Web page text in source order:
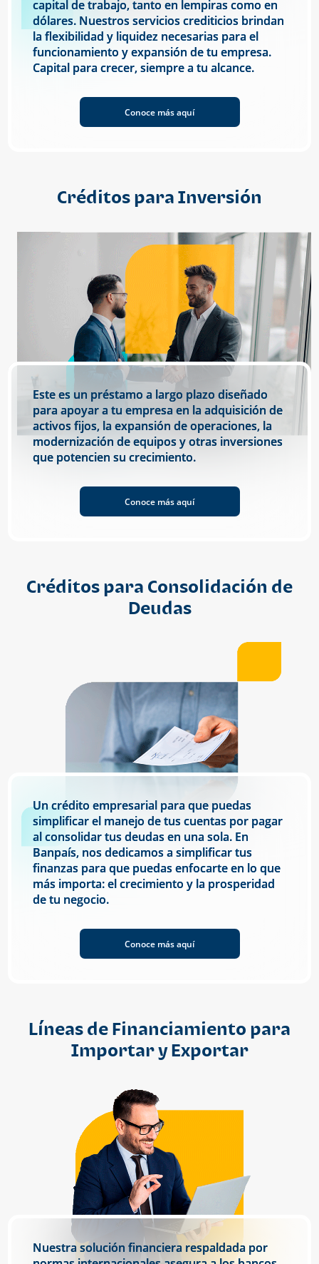
capital de trabajo, tanto en lempiras como en
dólares. Nuestros servicios crediticios brindan
la flexibilidad y liquidez necesarias para el
funcionamiento y expansión de tu empresa.
Capital para crecer, siempre a tu alcance.
Conoce más aquí
Créditos para Inversión
Este es un préstamo a largo plazo diseñado
para apoyar a tu empresa en la adquisición de
activos fijos, la expansión de operaciones, la
modernización de equipos y otras inversiones
que potencien su crecimiento.
Conoce más aquí
Créditos para Consolidación de
Deudas
Un crédito empresarial para que puedas
simplificar el manejo de tus cuentas por pagar
al consolidar tus deudas en una sola. En
Banpaís, nos dedicamos a simplificar tus
finanzas para que puedas enfocarte en lo que
más importa: el crecimiento y la prosperidad
de tu negocio.
Conoce más aquí
Líneas de Financiamiento para
Importar y Exportar
Nuestra solución financiera respaldada por